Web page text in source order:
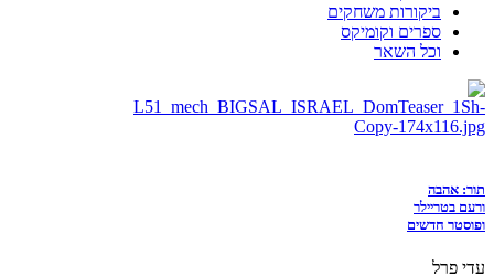
ביקורות משחקים
ספרים וקומיקס
וכל השאר
תור: אהבה
ורעם בטריילר
ופוסטר חדשים
עדי פרל